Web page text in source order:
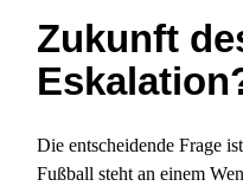
Zukunft
Die entscheidende Frage
Fußball steht an einem